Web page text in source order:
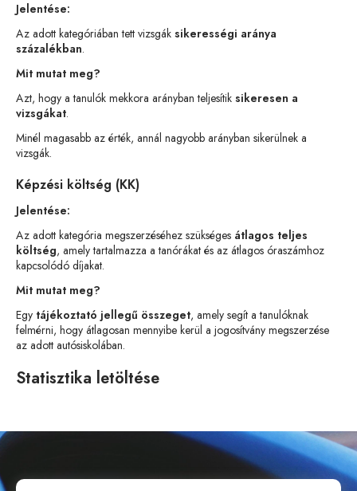
Jelentése:
Az adott kategóriában tett vizsgák sikerességi aránya
százalékban.
Mit mutat meg?
Azt, hogy a tanulók mekkora arányban teljesítik sikeresen a
vizsgákat.
Minél magasabb az érték, annál nagyobb arányban sikerülnek a
vizsgák.
Képzési költség (KK)
Jelentése:
Az adott kategória megszerzéséhez szükséges átlagos teljes
költség, amely tartalmazza a tanórákat és az átlagos óraszámhoz
kapcsolódó díjakat.
Mit mutat meg?
Egy tájékoztató jellegű összeget, amely segít a tanulóknak
felmérni, hogy átlagosan mennyibe kerül a jogosítvány megszerzése
az adott autósiskolában.
Statisztika letöltése